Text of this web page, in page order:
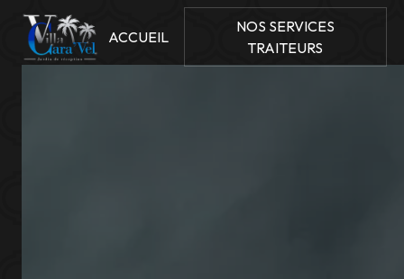
ACCUEIL
NOS SERVICES
TRAITEURS
Panneau de gestion des cookies